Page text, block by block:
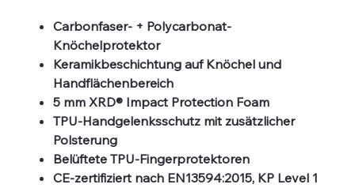
Carbonfaser- + Polycarbonat-
Knöchelprotektor
Keramikbeschichtung auf Knöchel und
Handflächenbereich
5 mm XRD® Impact Protection Foam
TPU-Handgelenksschutz mit zusätzlicher
Polsterung
Belüftete TPU-Fingerprotektoren
CE-zertifiziert nach EN13594:2015, KP Level 1